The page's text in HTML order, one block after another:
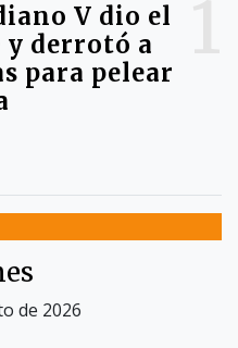
V dio el
y derrotó a
para pelear
de 2026